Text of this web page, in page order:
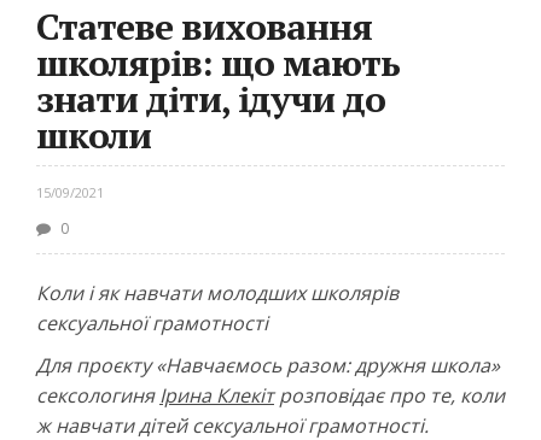
Статеве виховання
школярів: що мають
знати діти, ідучи до
школи
15/09/2021
0
Коли і як навчати молодших школярів
сексуальної грамотності
Для проєкту «Навчаємось разом: дружня школа»
сексологиняІрина Клекітрозповідає про те, коли
ж навчати дітей сексуальної грамотності.